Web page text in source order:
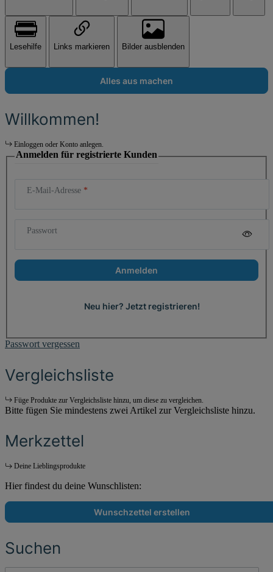
Lesehilfe Links markieren Bilder ausblenden
Alles aus machen
Willkommen!
Einloggen oder Konto anlegen.
Anmelden für registrierte Kunden
E-Mail-Adresse
Passwort
Anmelden
Neu hier? Jetzt registrieren!
Passwort vergessen
Vergleichsliste
Füge Produkte zur Vergleichsliste hinzu, um diese zu vergleichen.
Bitte fügen Sie mindestens zwei Artikel zur Vergleichsliste hinzu.
Merkzettel
Deine Lieblingsprodukte
Hier findest du deine Wunschlisten:
Wunschzettel erstellen
Suchen